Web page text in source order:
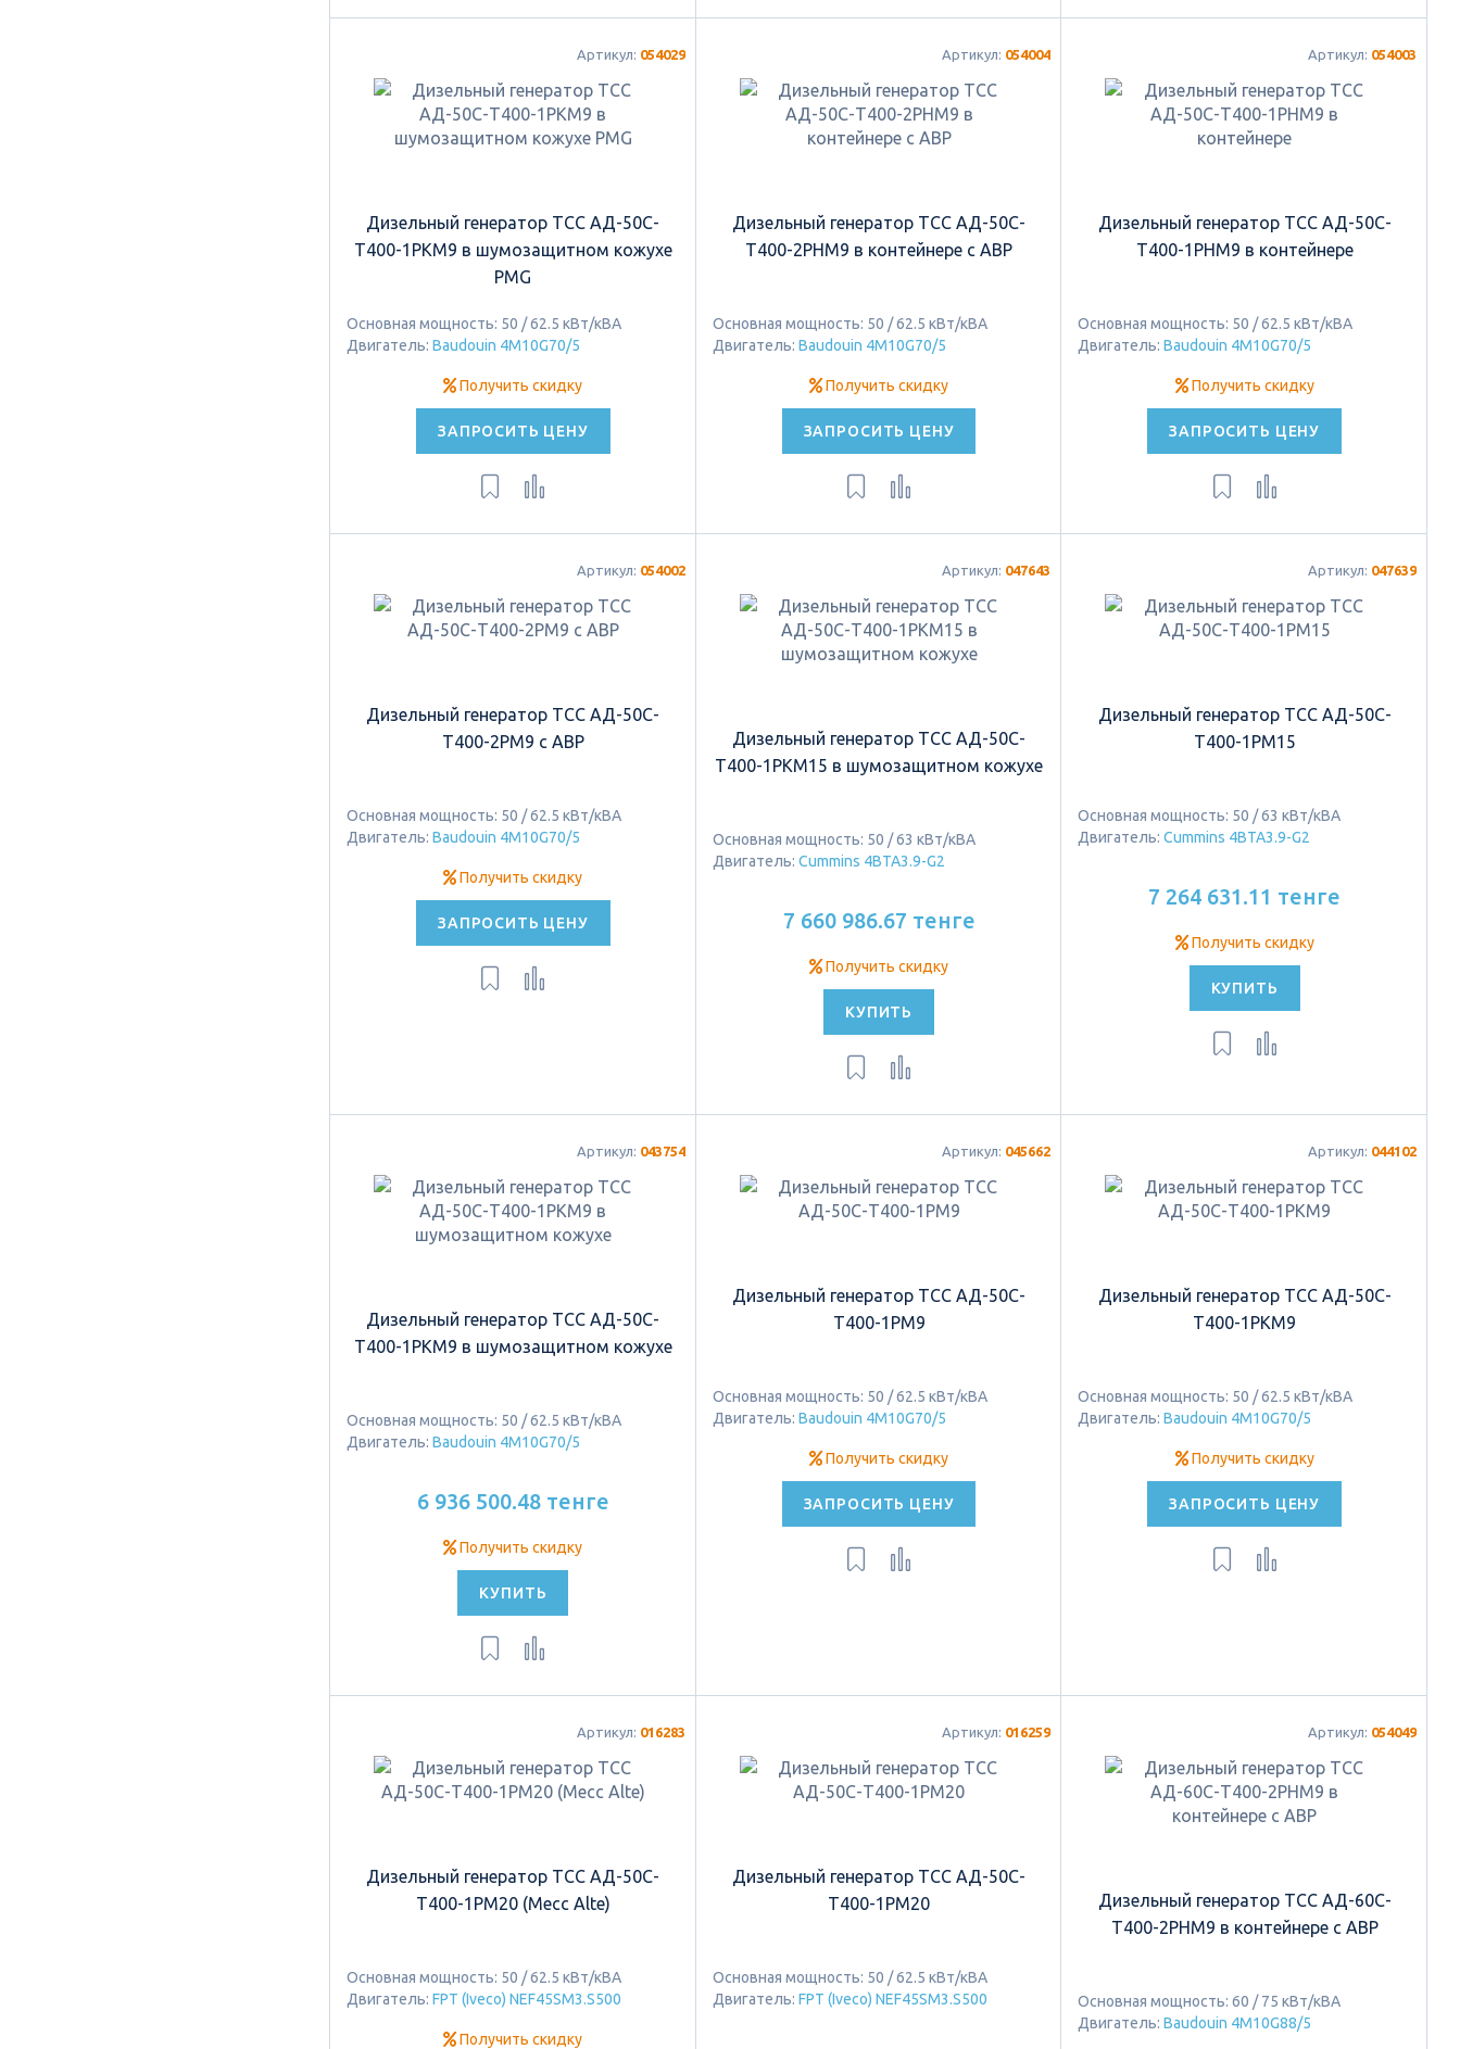
Артикул: 054029
Дизельный генератор ТСС АД-50C-
Т400-1РКМ9 в шумозащитном кожухе
PMG
Основная мощность: 50 / 62.5 кВт/кВА
Двигатель:Baudouin 4M10G70/5
Получить скидку
ЗАПРОСИТЬ ЦЕНУ
Артикул: 054004
Дизельный генератор ТСС АД-50С-
Т400-2РНМ9 в контейнере с АВР
Основная мощность: 50 / 62.5 кВт/кВА
Двигатель: Baudouin 4M10G70/5
Получить скидку
ЗАПРОСИТЬ ЦЕНУ
Артикул: 054003
Дизельный генератор ТСС АД-50С-
Т400-1РНМ9 в контейнере
Основная мощность: 50 / 62.5 кВт/кВА
Двигатель:Baudouin 4M10G70/5
Получить скидку
ЗАПРОСИТЬ ЦЕНУ
Артикул: 054002
Дизельный генератор ТСС АД-50С-
Т400-2РМ9 c АВР
Основная мощность: 50 / 62.5 кВт/кВА
Двигатель:Baudouin 4M10G70/5
Получить скидку
ЗАПРОСИТЬ ЦЕНУ
Артикул: 047643
Дизельный генератор ТСС АД-50C-
Т400-1РКМ15 в шумозащитном кожухе
Основная мощность: 50 / 63 кВт/кВА
Двигатель: Cummins 4BTA3.9-G2
7 660 986.67 тенге
Получить скидку
КУПИТЬ
Артикул: 047639
Дизельный генератор ТСС АД-50C-
Т400-1РМ15
Основная мощность: 50 / 63 кВт/кВА
Двигатель:Cummins 4BTA3.9-G2
7 264 631.11 тенге
Получить скидку
КУПИТЬ
Артикул: 043754
Дизельный генератор ТСС АД-50C-
Т400-1РКМ9 в шумозащитном кожухе
Основная мощность: 50 / 62.5 кВт/кВА
Двигатель:Baudouin 4M10G70/5
6 936 500.48 тенге
Получить скидку
КУПИТЬ
Артикул: 045662
Дизельный генератор ТСС АД-50С-
Т400-1РМ9
Основная мощность: 50 / 62.5 кВт/кВА
Двигатель: Baudouin 4M10G70/5
Получить скидку
ЗАПРОСИТЬ ЦЕНУ
Артикул: 044102
Дизельный генератор ТСС АД-50C-
Т400-1РКМ9
Основная мощность: 50 / 62.5 кВт/кВА
Двигатель:Baudouin 4M10G70/5
Получить скидку
ЗАПРОСИТЬ ЦЕНУ
Артикул: 016283
Дизельный генератор ТСС АД-50С-
Т400-1РМ20 (Mecc Alte)
Основная мощность: 50 / 62.5 кВт/кВА
Двигатель:FPT (Iveco) NEF45SM3.S500
Получить скидку
Артикул: 016259
Дизельный генератор ТСС АД-50С-
Т400-1РМ20
Основная мощность: 50 / 62.5 кВт/кВА
Двигатель: FPT (Iveco) NEF45SM3.S500
Артикул: 054049
Дизельный генератор ТСС АД-60С-
Т400-2РНМ9 в контейнере с АВР
Основная мощность: 60 / 75 кВт/кВА
Двигатель:Baudouin 4M10G88/5